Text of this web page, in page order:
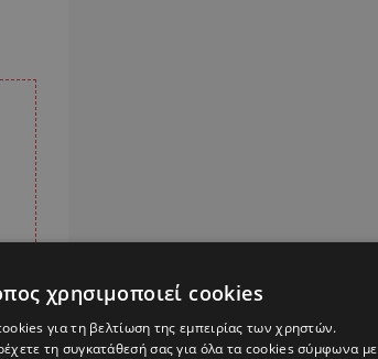
χρησιμοποιεί cookies
για τη βελτίωση της εμπειρίας των χρηστών.
τη συγκατάθεσή σας για όλα τα cookies σύμφωνα με